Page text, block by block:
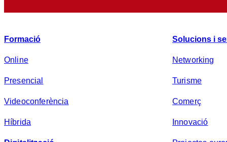
Formació
Online
Presencial
Videoconferència
Híbrida
Solucions i
Networking
Turisme
Comerç
Innovació